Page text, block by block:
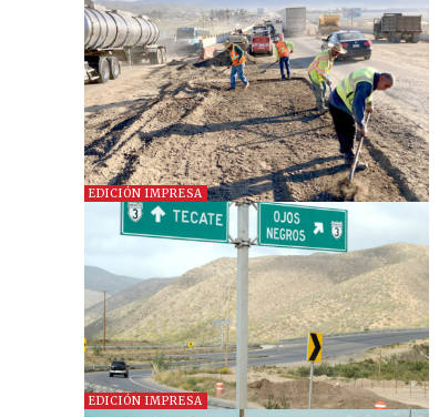
EDICIÓN IMPRESA
EDICIÓN IMPRESA